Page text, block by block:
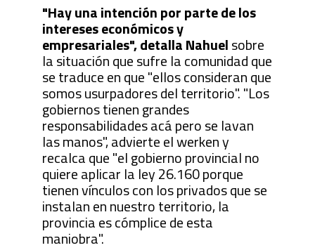
"Hay una intención por parte de los
intereses económicos y
empresariales", detalla Nahuelsobre
la situación que sufre la comunidad que
se traduce en que "ellos consideran que
somos usurpadores del territorio". "Los
gobiernos tienen grandes
responsabilidades acá pero se lavan
las manos", advierte el werken y
recalca que "el gobierno provincial no
quiere aplicar la ley 26.160 porque
tienen vínculos con los privados que se
instalan en nuestro territorio, la
provincia es cómplice de esta
maniobra".